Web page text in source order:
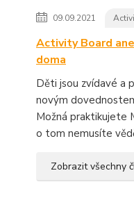
09.09.2021
Activity Board
doma
Děti jsou zvídavé a
novým
Možná praktikujete
o tom nemusíte
Zobrazit všechny